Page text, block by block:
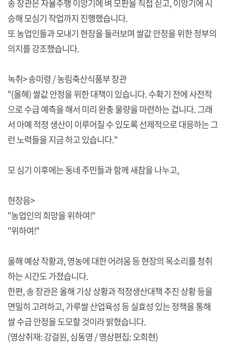
송 장관은 자율주행 이앙기에 벼 모판을 직접 싣고, 이앙기에 시
승해 모심기 작업까지 진행했습니다.
또 농업인들과 모내기 현장을 둘러보며 쌀값 안정을 위한 정부의
의지를 강조했습니다.
녹취> 송미령 / 농림축산식품부 장관
"(올해) 쌀값 안정을 위한 대책이 있습니다. 수확기 전에 사전적
으로 수급 예측을 해서 미리 완충 물량을 마련하는 겁니다. 그래
서 아예 적정 생산이 이루어질 수 있도록 선제적으로 대응하는 그
런 노력들을 지금 하고 있습니다."
모 심기 이후에는 동네 주민들과 함께 새참을 나누고,
현장음>
"농업인의 희망을 위하여!"
"위하여!"
올해 예상 작황과, 영농에 대한 어려움 등 현장의 목소리를 청취
하는 시간도 가졌습니다.
한편, 송 장관은 올해 기상 상황과 적정생산대책 추진 상황 등을
면밀히 고려하고, 가루쌀 산업육성 등 실효성 있는 정책을 통해
쌀 수급 안정을 도모할 것이라 밝혔습니다.
(영상취재: 강걸원, 심동영 / 영상편집: 오희현)